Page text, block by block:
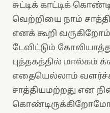
சுட்டிக் காட்டிக்
வெற்றியை நாம்
எனக் கூறி
டேவிட்டும்
புத்தகத்தில் மால்கம்
எதையெல்லாம்
சாத்தியமற்றது என